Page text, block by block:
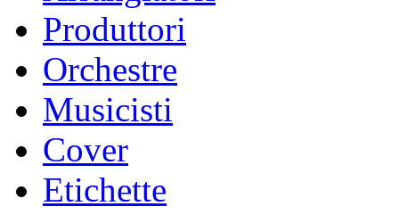
Produttori
Orchestre
Musicisti
Cover
Etichette